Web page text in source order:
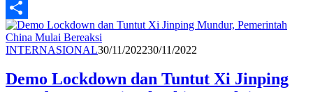
Telegram
Share
INTERNASIONALRedaksi
30/11/202230/11/2022
Demo Lockdown dan Tuntut Xi Jinping